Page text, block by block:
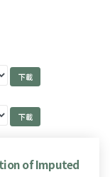
of Imputed